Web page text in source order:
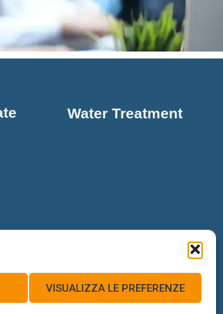
VISUALIZZA LE PREFERENZE
Water Treatment